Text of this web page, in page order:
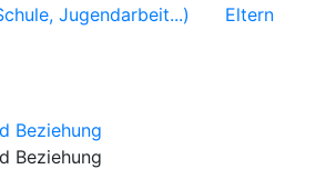
Jugendarbeit...)
Eltern
Beziehung
Beziehung